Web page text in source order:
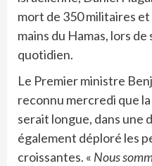
mort de 350 militaires
mains du Hamas, lors
quotidien.
Le Premier ministre
reconnu mercredi que
serait longue, dans une
également déploré les
croissantes. « Nous